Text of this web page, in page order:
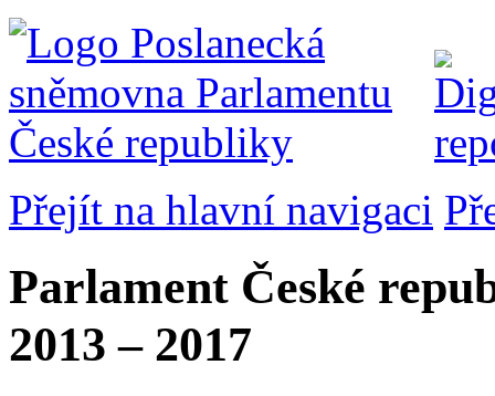
Přejít na hlavní navigaci
Parlament České
2013 – 2017